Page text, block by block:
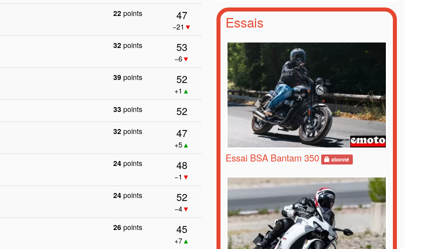
22 points 47
−21 ▼
32 points 53
−6▼
39 points 52
+1 ▲
33 points 52
32 points 47
+5▲
24 points 48
−1 ▼
24 points 52
−4▼
26 points 45
+7▲
Essais
Essai BSA Bantam 350 abonné